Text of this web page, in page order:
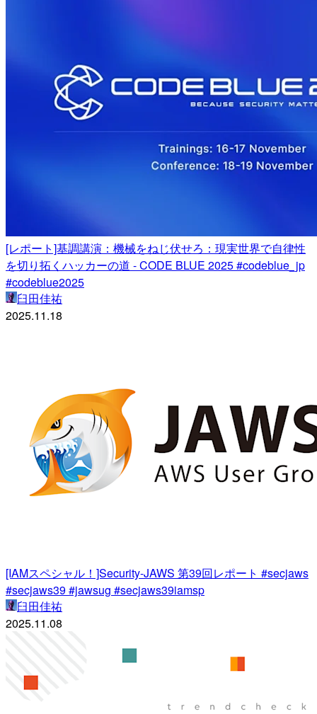
[レポート]基調講演：機械をねじ伏せろ：現実世界で自律性
を切り拓くハッカーの道 - CODE BLUE 2025 #codeblue_jp
#codeblue2025
臼田佳祐
2025.11.18
[IAMスペシャル！]Security-JAWS 第39回レポート #secjaws
#secjaws39 #jawsug #secjaws39iamsp
臼田佳祐
2025.11.08